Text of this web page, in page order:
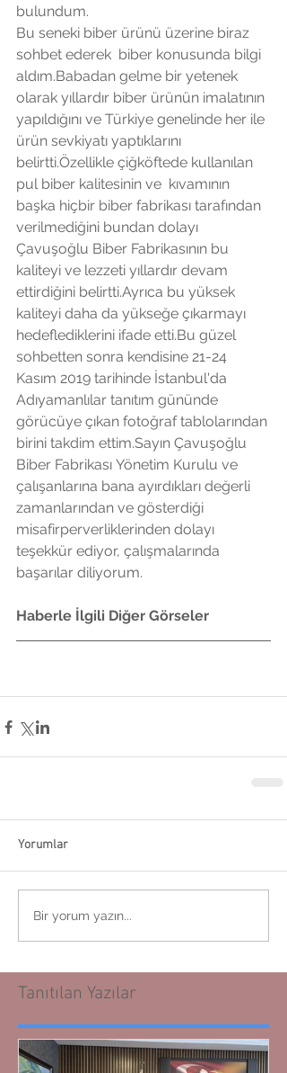
bulundum.
Bu seneki biber ürünü üzerine biraz
sohbet ederek  biber konusunda bilgi
aldım.Babadan gelme bir yetenek
olarak yıllardır biber ürünün imalatının
yapıldığını ve Türkiye genelinde her ile
ürün sevkiyatı yaptıklarını
belirtti.Özellikle çiğköftede kullanılan
pul biber kalitesinin ve  kıvamının
başka hiçbir biber fabrikası tarafından
verilmediğini bundan dolayı
Çavuşoğlu Biber Fabrikasının bu
kaliteyi ve lezzeti yıllardır devam
ettirdiğini belirtti.Ayrıca bu yüksek
kaliteyi daha da yükseğe çıkarmayı
hedeflediklerini ifade etti.Bu güzel
sohbetten sonra kendisine 21-24
Kasım 2019 tarihinde İstanbul'da
Adıyamanlılar tanıtım gününde
görücüye çıkan fotoğraf tablolarından
birini takdim ettim.Sayın Çavuşoğlu
Biber Fabrikası Yönetim Kurulu ve
çalışanlarına bana ayırdıkları değerli
zamanlarından ve gösterdiği
misafirperverliklerinden dolayı
teşekkür ediyor, çalışmalarında
başarılar diliyorum.
Haberle İlgili Diğer Görseler
Yorumlar
Bir yorum yazın...
Tanıtılan Yazılar